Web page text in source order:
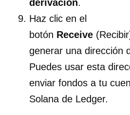
derivación.
Haz clic en el
botón Receive
generar una dirección
Puedes usar esta
enviar fondos a tu
Solana de Ledger.